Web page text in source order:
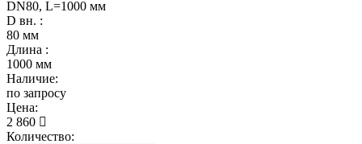
DN80, L=1000 мм
D вн. :
80 мм
Длина :
1000 мм
Наличие:
по запросу
Цена:
2 860
Количество: